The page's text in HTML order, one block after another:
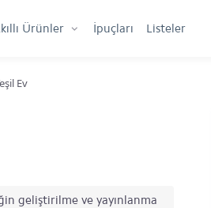
Ürünler İpuçları Listeler
Ev
geliştirilme ve yayınlanma